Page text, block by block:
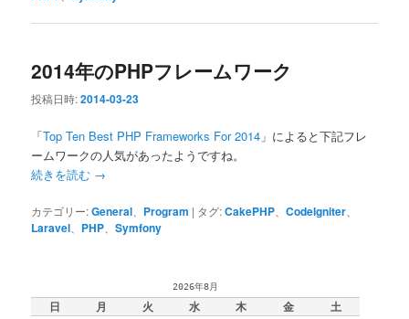
2014年のPHPフレームワーク
投稿日時:2014-03-23
「Top Ten Best PHP Frameworks For 2014 」によると下記フレ
ームワークの人気があったようですね。
続きを読む →
カテゴリー:General Program | タグ:CakePHP 、CodeIgniter
Laravel PHP 、Symfony
2026年8月
日 月 火 水 木 金 土